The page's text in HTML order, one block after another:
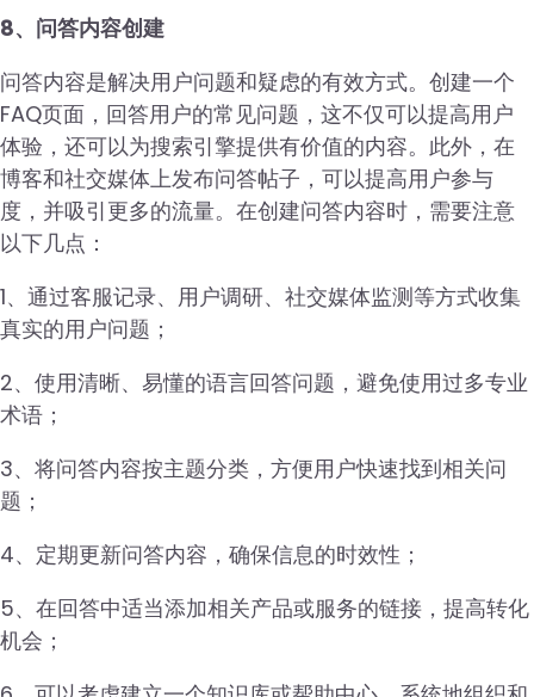
8、问答内容创建
问答内容是解决用户问题和疑虑的有效方式。创建一个
FAQ页面，回答用户的常见问题，这不仅可以提高用户
体验，还可以为搜索引擎提供有价值的内容。此外，在
博客和社交媒体上发布问答帖子，可以提高用户参与
度，并吸引更多的流量。在创建问答内容时，需要注意
以下几点：
1、通过客服记录、用户调研、社交媒体监测等方式收集
真实的用户问题；
2、使用清晰、易懂的语言回答问题，避免使用过多专业
术语；
3、将问答内容按主题分类，方便用户快速找到相关问
题；
4、定期更新问答内容，确保信息的时效性；
5、在回答中适当添加相关产品或服务的链接，提高转化
机会；